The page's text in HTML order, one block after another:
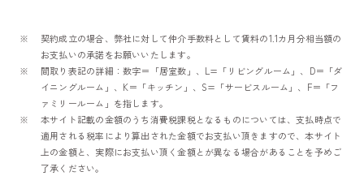
契約成立の場合、弊社に対して仲介手数料として賃料の1.1カ月分相当額の
お支払いの承諾をお願いいたします。
間取り表記の詳細：数字＝「居室数」、L=「リビングルーム」、D＝「ダ
イニングルーム」、K＝「キッチン」、S=「サービスルーム」、F＝「フ
ァミリールーム」を指します。
本サイト記載の金額のうち消費税課税となるものについては、支払時点で
適用される税率により算出された金額でお支払い頂きますので、本サイト
上の金額と、実際にお支払い頂く金額とが異なる場合があることを予めご
了承ください。